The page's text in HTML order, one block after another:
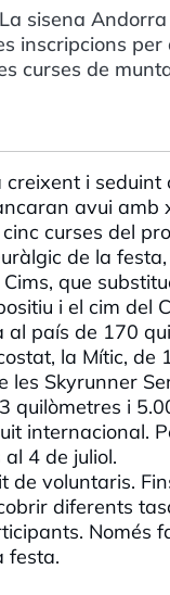
sisena
inscripcions
curses de
i seduint
avui amb
curses del
de la
que
i el cim del
país de 170
la Mític, de
Skyrunner
quilòmetres i
internacional.
4 de juliol.
de voluntaris.
diferents
Només
festa.